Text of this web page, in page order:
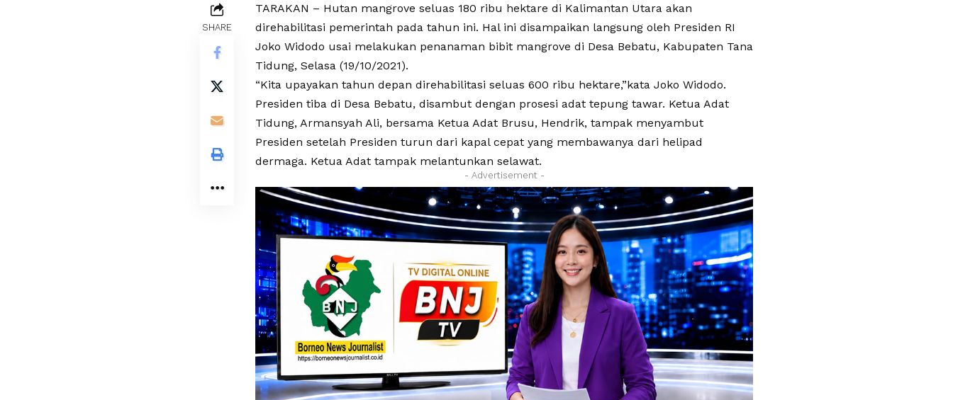
SHARE
TARAKAN – Hutan mangrove seluas 180 ribu hektare di Kalimantan Utara akan
direhabilitasi pemerintah pada tahun ini. Hal ini disampaikan langsung oleh Presiden RI
Joko Widodo usai melakukan penanaman bibit mangrove di Desa Bebatu, Kabupaten Tana
Tidung, Selasa (19/10/2021).
“Kita upayakan tahun depan direhabilitasi seluas 600 ribu hektare,”kata Joko Widodo.
Presiden tiba di Desa Bebatu, disambut dengan prosesi adat tepung tawar. Ketua Adat
Tidung, Armansyah Ali, bersama Ketua Adat Brusu, Hendrik, tampak menyambut
Presiden setelah Presiden turun dari kapal cepat yang membawanya dari helipad
dermaga. Ketua Adat tampak melantunkan selawat.
- Advertisement -